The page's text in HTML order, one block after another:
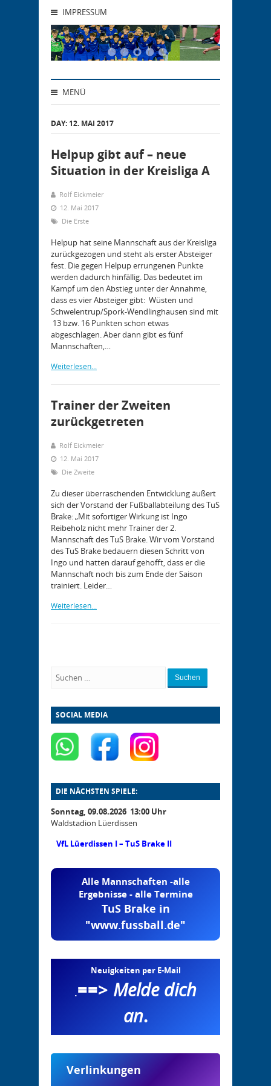
IMPRESSUM
MENÜ
DAY: 12. MAI 2017
Helpup gibt auf – neue
Situation in der Kreisliga A
Rolf Eickmeier
12. Mai 2017
Die Erste
Helpup hat seine Mannschaft aus der Kreisliga
zurückgezogen und steht als erster Absteiger
fest. Die gegen Helpup errungenen Punkte
werden dadurch hinfällig. Das bedeutet im
Kampf um den Abstieg unter der Annahme,
dass es vier Absteiger gibt: Wüsten und
Schwelentrup/Spork-Wendlinghausen sind mit
13 bzw. 16 Punkten schon etwas
abgeschlagen. Aber dann gibt es fünf
Mannschaften,…
Weiterlesen...
Trainer der Zweiten
zurückgetreten
Rolf Eickmeier
12. Mai 2017
Die Zweite
Zu dieser überraschenden Entwicklung äußert
sich der Vorstand der Fußballabteilung des TuS
Brake: „Mit sofortiger Wirkung ist Ingo
Reibeholz nicht mehr Trainer der 2.
Mannschaft des TuS Brake. Wir vom Vorstand
des TuS Brake bedauern diesen Schritt von
Ingo und hatten darauf gehofft, dass er die
Mannschaft noch bis zum Ende der Saison
trainiert. Leider…
Weiterlesen...
Suchen
SOCIAL MEDIA
DIE NÄCHSTEN SPIELE:
Sonntag, 09.08.2026 13:00 Uhr
Waldstadion Lüerdissen
VfL Lüerdissen I – TuS Brake II
Alle Mannschaften -alle
Ergebnisse - alle Termine
TuS Brake in
"www.fussball.de"
Neuigkeiten per E-Mail
.==> Melde dich
an.
Verlinkungen